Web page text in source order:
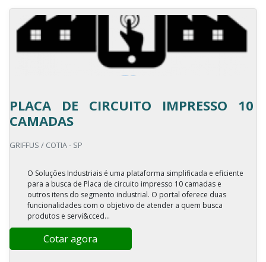
PLACA DE CIRCUITO IMPRESSO 10
CAMADAS
GRIFFUS / COTIA - SP
O Soluções Industriais é uma plataforma simplificada e eficiente
para a busca de Placa de circuito impresso 10 camadas e
outros itens do segmento industrial. O portal oferece duas
funcionalidades com o objetivo de atender a quem busca
produtos e servi&cced...
Cotar agora